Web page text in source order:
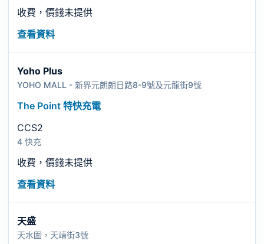
收費，價錢未提供
查看資料
Yoho Plus
YOHO MALL - 新界元朗朗日路8-9號及元龍街9號
The Point 特快充電
CCS2
4 快充
收費，價錢未提供
查看資料
天盛
天水圍，天靖街3號